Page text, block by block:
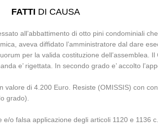
FATTI DI CAUSA
all’abbattimento di otto pini condominiali
aveva diffidato l’amministratore dal dare
per la valida costituzione dell’assemblea.
e’ rigettata. In secondo grado e’ accolto
di 4.200 Euro. Resiste (OMISSIS) con
grado).
o falsa applicazione degli articoli 1120 e 1136